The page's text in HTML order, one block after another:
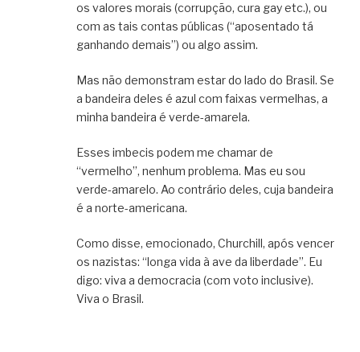
os valores morais (corrupção, cura gay etc.), ou
com as tais contas públicas (“aposentado tá
ganhando demais”) ou algo assim.
Mas não demonstram estar do lado do Brasil. Se
a bandeira deles é azul com faixas vermelhas, a
minha bandeira é verde-amarela.
Esses imbecis podem me chamar de
“vermelho”, nenhum problema. Mas eu sou
verde-amarelo. Ao contrário deles, cuja bandeira
é a norte-americana.
Como disse, emocionado, Churchill, após vencer
os nazistas: “longa vida à ave da liberdade”. Eu
digo: viva a democracia (com voto inclusive).
Viva o Brasil.